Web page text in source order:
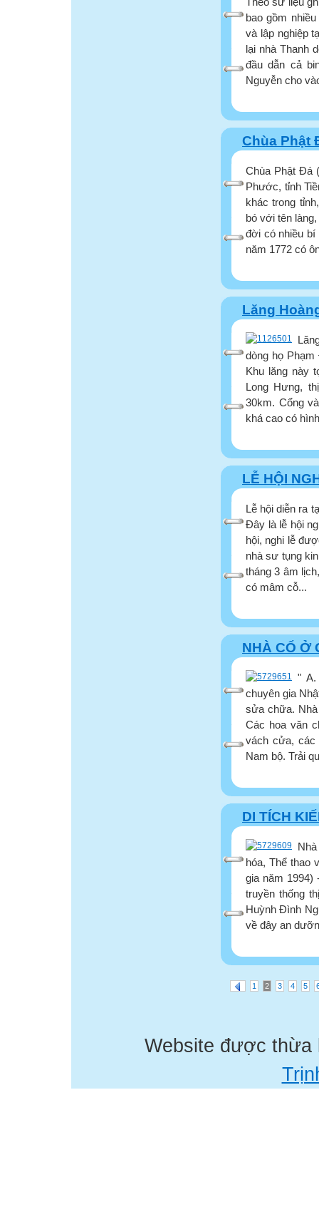
bao gồm
và lập nghiệp
lại nhà Thanh
đầu dẫn cả
Nguyễn cho
Chùa Phật
Chùa Phật Đá
Phước, tỉnh
khác trong
bó với tên
đời có nhiều bí
năm 1772 có
Lăng
dòng họ
Khu lăng này
Long Hưng,
30km. Cổng
khá cao có
LỄ HỘI
Lễ hội diễn ra
Đây là lễ hội
hội, nghi lễ
nhà sư tụng
tháng 3 âm
có mâm cỗ...
NHÀ CỔ Ở
" A.
chuyên gia
sửa chữa.
Các hoa văn
vách cửa, các
Nam bộ. Trải
DI TÍCH
hóa, Thể thao
gia năm 1994)
truyền thống
Huỳnh Đình
về đây an
1 2 3 4 5
Website được